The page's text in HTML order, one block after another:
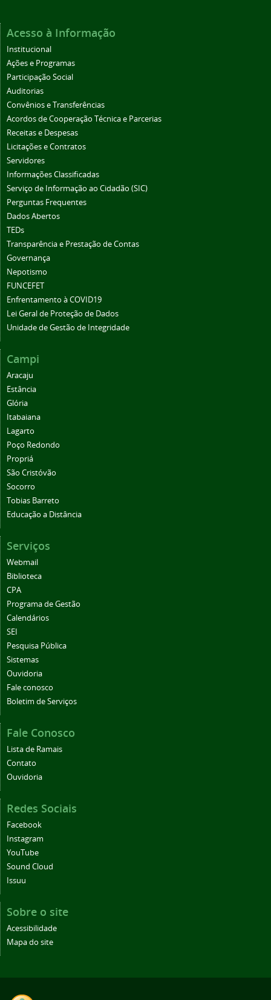
Acesso à Informação
Institucional
Ações e Programas
Participação Social
Auditorias
Convênios e Transferências
Acordos de Cooperação Técnica e Parcerias
Receitas e Despesas
Licitações e Contratos
Servidores
Informações Classificadas
Serviço de Informação ao Cidadão (SIC)
Perguntas Frequentes
Dados Abertos
TEDs
Transparência e Prestação de Contas
Governança
Nepotismo
FUNCEFET
Enfrentamento à COVID19
Lei Geral de Proteção de Dados
Unidade de Gestão de Integridade
Campi
Aracaju
Estância
Glória
Itabaiana
Lagarto
Poço Redondo
Propriá
São Cristóvão
Socorro
Tobias Barreto
Educação a Distância
Serviços
Webmail
Biblioteca
CPA
Programa de Gestão
Calendários
SEI
Pesquisa Pública
Sistemas
Ouvidoria
Fale conosco
Boletim de Serviços
Fale Conosco
Lista de Ramais
Contato
Ouvidoria
Redes Sociais
Facebook
Instagram
YouTube
Sound Cloud
Issuu
Sobre o site
Acessibilidade
Mapa do site